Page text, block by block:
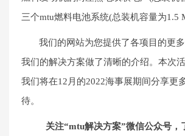
三个mtu燃料电池系统(总装机容量为1.5
我们的网站为您提供了各项目的更
我们的解决方案做了清晰的介绍。本次
我们将在12月的2022海事展期间分享更
待。
关注“mtu解决方案”微信公众号，